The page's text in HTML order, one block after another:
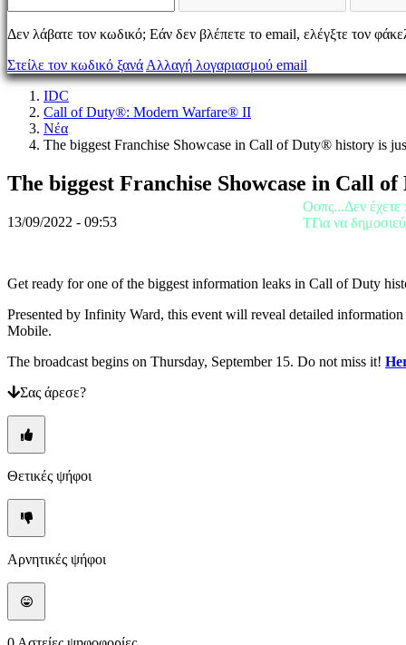
Gifts
Plays
Υποστήριξη
FAQ
Λογαριασμός
Εγγραφείτε
Ξεχάσατε
σας;
Αλλαγή
γλώσσας
AR
CS
EN
ES
FR
IT
JA
KO
NL
PL
PT
Δεν λάβατε τον κωδικό; Εάν δεν βλέπετε το email, ελέγξτε τον
Στείλε τον κωδικό ξανά Αλλαγή λογαριασμού email
IDC
Call of Duty®: Modern Warfare® II
Νέα
The biggest Franchise Showcase in Call of Duty® history is
The biggest Franchise Showcase in Call
13/09/2022 - 09:53
Get ready for one of the biggest information leaks in Call of Duty
Presented by Infinity Ward, this event will reveal detailed
Mobile.
The broadcast begins on Thursday, September 15. Do not miss it!
Σας άρεσε?
Θετικές ψήφοι
Αρνητικές ψήφοι
Οοπς...Δεν έχετε
TΓια να